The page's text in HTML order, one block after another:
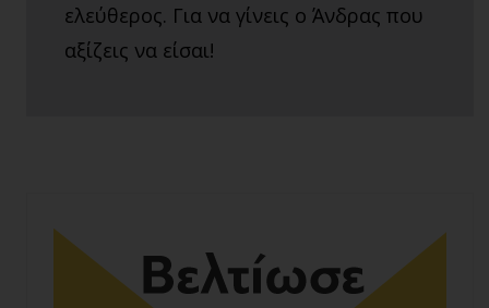
ελεύθερος. Για να γίνεις ο Άνδρας που
αξίζεις να είσαι!